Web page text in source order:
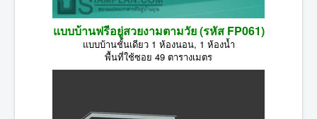
แบบบ้านฟรีอยู่สวยงามตามวัย (รหัส FP061)
แบบบ้านชั้นเดียว 1 ห้องนอน, 1 ห้องน้ำ
พื้นที่ใช้ซอย 49 ตารางเมตร